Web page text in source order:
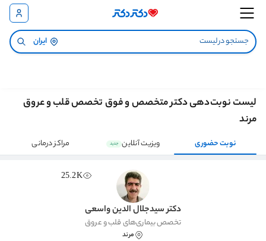
ایران
لیست نوبت‌دهی دکتر متخصص و فوق تخصص قلب و عروق
مرند
نوبت حضوری ویزیت آنلاین جدید مراکز درمانی
25.2K
دکتر سیدجلال الدین واسعی
تخصص بیماری‌های قلب و عروق
مرند